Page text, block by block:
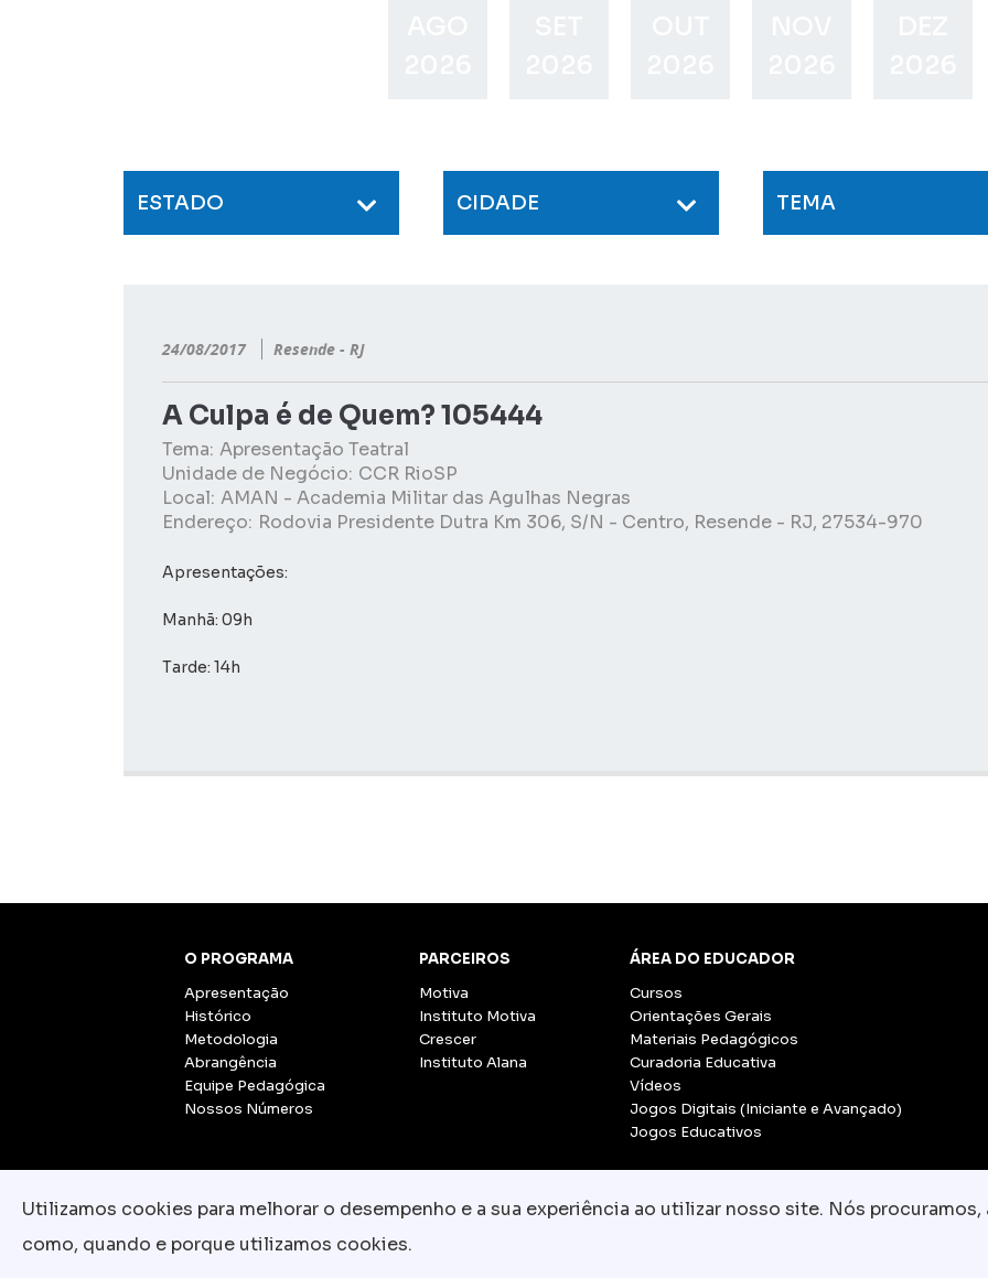
ESTADO CIDADE TEMA
24/08/2017 Resende - RJ
A Culpa é de Quem? 105444
Tema: Apresentação Teatral
Unidade de Negócio: CCR RioSP
Local: AMAN - Academia Militar das Agulhas Negras
Endereço: Rodovia Presidente Dutra Km 306, S/N - Centro, Resende - RJ, 27534-970
Apresentações:
Manhã: 09h
Tarde: 14h
O PROGRAMA
Apresentação
Histórico
Metodologia
Abrangência
Equipe Pedagógica
Nossos Números
PARCEIROS
Motiva
Instituto Motiva
Crescer
Instituto Alana
ÁREA DO EDUCADOR
Cursos
Orientações Gerais
Materiais Pedagógicos
Curadoria Educativa
Vídeos
Jogos Digitais (Iniciante e Avançado)
Jogos Educativos
Utilizamos cookies para melhorar o desempenho e a sua experiência ao utilizar nosso site. Nós
como, quando e porque utilizamos cookies.